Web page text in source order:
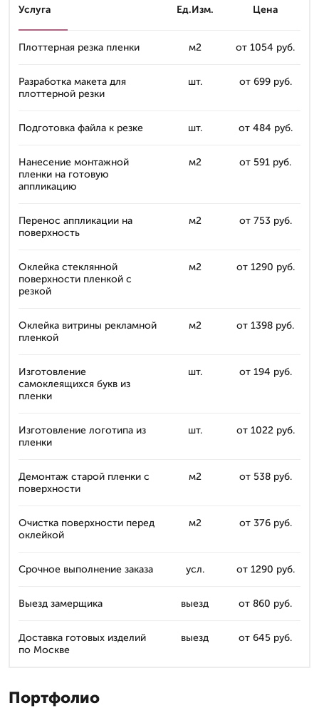
Услуга Ед.Изм. Цена
Плоттерная резка пленки м2 от 1054 руб.
Разработка макета для
плоттерной резки
шт. от 699 руб.
Подготовка файла к резке шт. от 484 руб.
Нанесение монтажной
пленки на готовую
аппликацию
м2 от 591 руб.
Перенос аппликации на
поверхность
м2 от 753 руб.
Оклейка стеклянной
поверхности пленкой с
резкой
м2 от 1290 руб.
Оклейка витрины рекламной
пленкой
м2 от 1398 руб.
Изготовление
самоклеящихся букв из
пленки
шт. от 194 руб.
Изготовление логотипа из
пленки
шт. от 1022 руб.
Демонтаж старой пленки с
поверхности
м2 от 538 руб.
Очистка поверхности перед
оклейкой
м2 от 376 руб.
Срочное выполнение заказа усл. от 1290 руб.
Выезд замерщика выезд от 860 руб.
Доставка готовых изделий
по Москве
выезд от 645 руб.
Портфолио